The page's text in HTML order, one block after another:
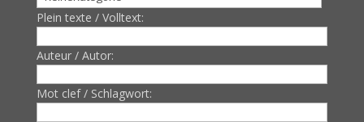
Plein texte / Volltext:
Auteur / Autor:
Mot clef / Schlagwort: